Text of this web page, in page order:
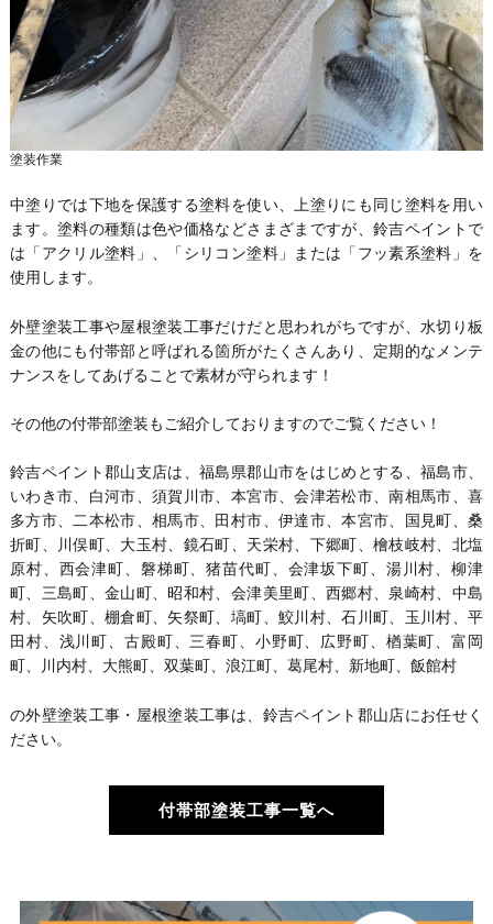
塗装作業
中塗りでは下地を保護する塗料を使い、上塗りにも同じ塗料を用い
ます。塗料の種類は色や価格などさまざまですが、鈴吉ペイントで
は「アクリル塗料」、「シリコン塗料」または「フッ素系塗料」を
使用します。
外壁塗装工事や屋根塗装工事だけだと思われがちですが、水切り板
金の他にも付帯部と呼ばれる箇所がたくさんあり、定期的なメンテ
ナンスをしてあげることで素材が守られます！
その他の付帯部塗装もご紹介しておりますのでご覧ください！
鈴吉ペイント郡山支店は、福島県郡山市をはじめとする、福島市、
いわき市、白河市、須賀川市、本宮市、会津若松市、南相馬市、喜
多方市、二本松市、相馬市、田村市、伊達市、本宮市、国見町、桑
折町、川俣町、大玉村、鏡石町、天栄村、下郷町、檜枝岐村、北塩
原村、西会津町、磐梯町、猪苗代町、会津坂下町、湯川村、柳津
町、三島町、金山町、昭和村、会津美里町、西郷村、泉崎村、中島
村、矢吹町、棚倉町、矢祭町、塙町、鮫川村、石川町、玉川村、平
田村、浅川町、古殿町、三春町、小野町、広野町、楢葉町、富岡
町、川内村、大熊町、双葉町、浪江町、葛尾村、新地町、飯館村
の外壁塗装工事・屋根塗装工事は、鈴吉ペイント郡山店にお任せく
ださい。
付帯部塗装工事一覧へ